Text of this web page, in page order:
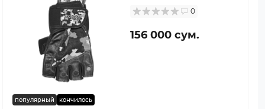
популярный кончилось
0
156 000 сум.